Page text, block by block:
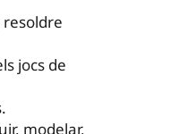
resoldre
jocs de
modelar,